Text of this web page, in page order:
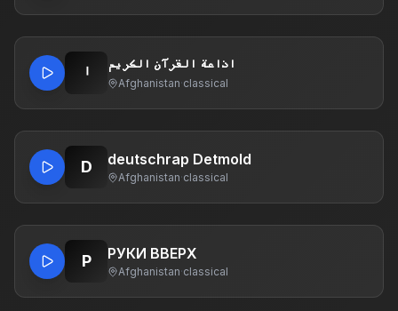
ا اذاعة القرآن الكريم
Afghanistan·classical
D deutschrap Detmold
Afghanistan·classical
Р РУКИ ВВЕРХ
Afghanistan·classical